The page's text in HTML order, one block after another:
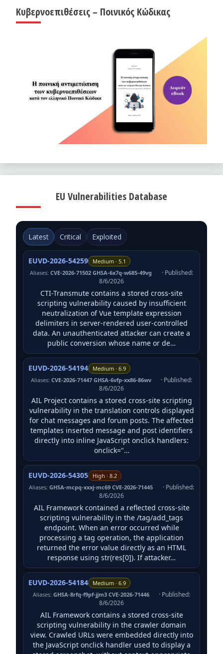
Κυβερνοεπιθέσεις – Ποινικός Κώδικας
EU Vulnerabilities Database
Latest Critical Exploited
EUVD-2026-54259
Medium · 5.1
Aliases:CVE-2026-71502 GHSA-6x7q-w685-49vg
· Published:
8/6/2026
CTI-Transmute contains a stored cross-site
scripting vulnerability caused by insufficient
neutralization of Vue template expression
delimiters in server-rendered user-controlled
data. An unauthenticated attacker can create a
public conversion whose name or de…
EUVD-2026-54194
Medium · 6.9
Aliases: CVE-2026-71447 GHSA-6vfp-xx86-86wv
· Published:
8/6/2026
AIL Project contains a stored cross-site scripting
vulnerability in the translation controls displayed
for chat messages and forum posts. The affected
templates inserted message and post identifiers
directly into inline JavaScript onclick handlers:
onclick="…
EUVD-2026-54305
High · 8.2
Aliases:GHSA-mcpq-xxxj-mc69 CVE-2026-71445
· Published:
8/6/2026
AIL Framework contained a reflected cross-site
scripting vulnerability in the /tag/add_tags
endpoint. When an error occurred while
processing a tag operation, the application
returned the error value directly as an HTML
response using str(res[0]). If attacker…
EUVD-2026-54184
Medium · 6.9
Aliases: GHSA-8rfq-f9pf-jjm3 CVE-2026-71446
· Published:
8/6/2026
AIL Framework contains a stored cross-site
scripting vulnerability in the crawler domain
view. Crawled URLs were embedded directly into
the JavaScript onclick handler used to display a